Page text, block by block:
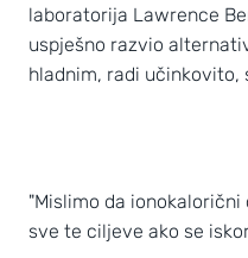
laboratorija Lawrence
uspješno razvio
hladnim, radi učinkovito,
"Mislimo da
sve te ciljeve ako se